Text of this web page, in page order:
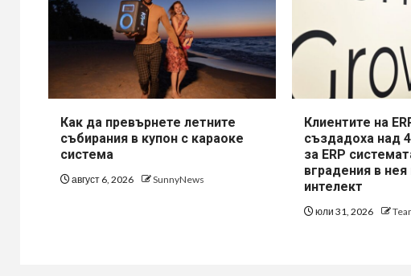
Как да превърнете летните
събирания в купон с караоке
система
август 6, 2026 SunnyNews
Клиентите на
създадоха над
за ERP
вградения в нея
интелект
юли 31, 2026